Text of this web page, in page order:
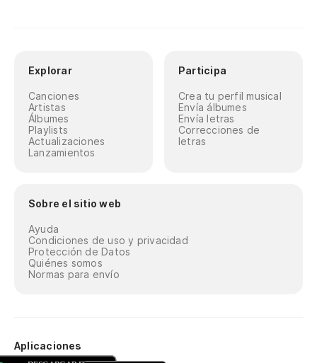
Explorar
Canciones
Artistas
Álbumes
Playlists
Actualizaciones
Lanzamientos
Participa
Crea tu perfil musical
Envía álbumes
Envía letras
Correcciones de
letras
Sobre el sitio web
Ayuda
Condiciones de uso y privacidad
Protección de Datos
Quiénes somos
Normas para envío
Aplicaciones